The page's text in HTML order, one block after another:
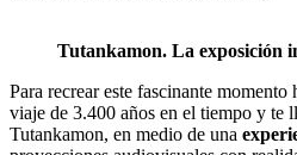
Tutankamon. La exposición
Para recrear este fascinante
viaje de 3.400 años en el tiempo y te
Tutankamon, en medio de una